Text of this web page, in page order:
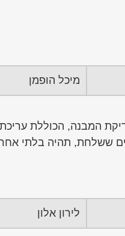
מיכל הופמן
המבנה, הכוללת
ששלחת, תהיה בלתי
לירון אלון